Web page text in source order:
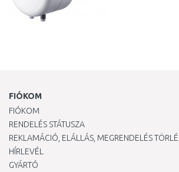
FIÓKOM
FIÓKOM
RENDELÉS STÁTUSZA
REKLAMÁCIÓ, ELÁLLÁS, MEGRENDELÉS
HÍRLEVÉL
GYÁRTÓ